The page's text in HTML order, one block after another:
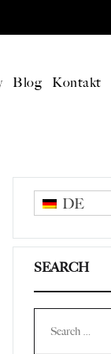
Blog Kontakt
DE
SEARCH